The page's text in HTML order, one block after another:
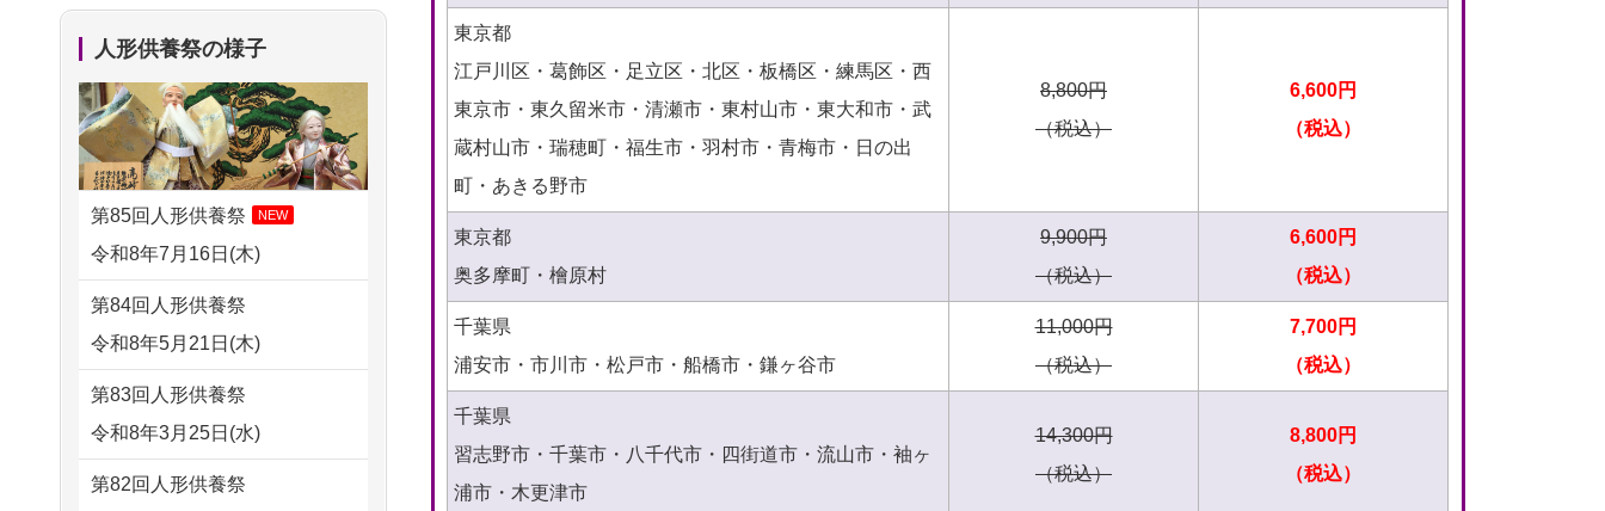
東京都
江戸川区・葛飾区・足立区・北区・板橋区・練馬区・西
東京市・東久留米市・清瀬市・東村山市・東大和市・武
蔵村山市・瑞穂町・福生市・羽村市・青梅市・日の出
町・あきる野市
8,800円
（税込）
6,600円
（税込）
東京都
奥多摩町・檜原村
9,900円
（税込）
6,600円
（税込）
千葉県
浦安市・市川市・松戸市・船橋市・鎌ヶ谷市
11,000円
（税込）
7,700円
（税込）
千葉県
習志野市・千葉市・八千代市・四街道市・流山市・袖ヶ
浦市・木更津市
14,300円
（税込）
8,800円
（税込）
2026/07/31 17:28
栃木県の方からお申込み
2026/07/31 12:32
東京都の方からお申込み
2026/07/31 10:29
京都市の方からお申込み
2026/07/31 08:41
埼玉県の方からお申込み
2026/07/30 22:27
墨田区の方からお申込み
人形をきちんと供養してくだ
2026/07/15 子供の頃から可愛
がってきた七段飾りの雛人形
2026/07/15 お客様の声を読
が...
2024/01/27実家にある七段飾
りの雛人形を処分したいので
すが 母親が高齢...
2024/01/13剥製の供養・処分
をお願いできますか？
が？
供養・処分したいのですが、
お雛様とお内裏様だ...
2024/01/13供養申込みの後、
人形供養祭の様子
第85回人形供養祭 NEW
令和8年7月16日(木)
第84回人形供養祭
令和8年5月21日(木)
第83回人形供養祭
令和8年3月25日(水)
第82回人形供養祭